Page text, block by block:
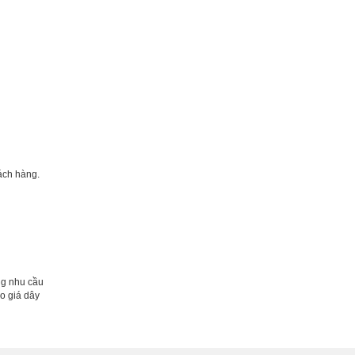
hàng.
nhu cầu
giá dây